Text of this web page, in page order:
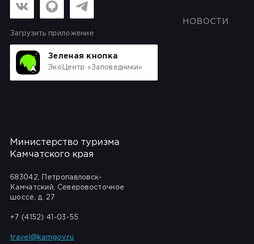
Загрузить приложение
Зеленая кнопка
ЭкоЦентр «Заповедники»
НОВОСТИ
Министерство туризма
Камчатского края
683042, Петропавловск-
Камчатский, Северовосточное
шоссе, д. 27
+7 (4152) 41-03-55
travel@kamgov.ru